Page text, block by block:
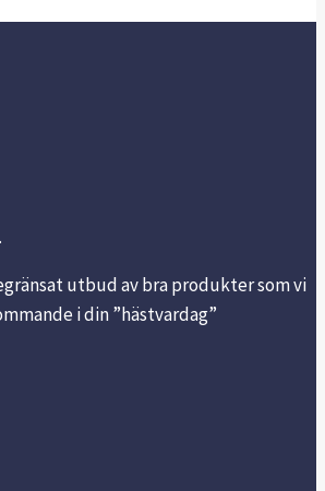
utbud av bra produkter som vi
i din ”hästvardag”